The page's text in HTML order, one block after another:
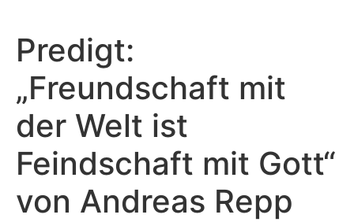
Predigt:
„Freundschaft mit
der Welt ist
Feindschaft mit Gott“
von Andreas Repp